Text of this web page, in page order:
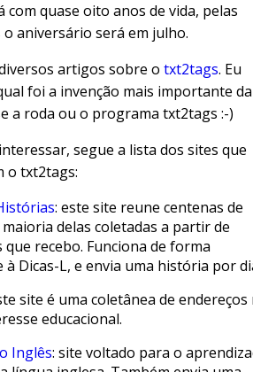
com quase oito anos de vida, pelas
aniversário será em julho.
artigos sobre o txt2tags. Eu
foi a invenção mais importante da
a roda ou o programa txt2tags :-)
segue a lista dos sites que
o txt2tags:
: este site reune centenas de
delas coletadas a partir de
que recebo. Funciona de forma
à Dicas-L, e envia uma história por
site é uma coletânea de endereços
educacional.
Inglês: site voltado para o